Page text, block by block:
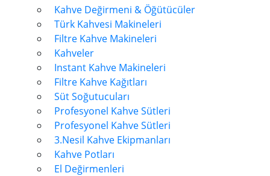
Kahve Değirmeni & Öğütücüler
Türk Kahvesi Makineleri
Filtre Kahve Makineleri
Kahveler
Instant Kahve Makineleri
Filtre Kahve Kağıtları
Süt Soğutucuları
Profesyonel Kahve Sütleri
Profesyonel Kahve Sütleri
3.Nesil Kahve Ekipmanları
Kahve Potları
El Değirmenleri